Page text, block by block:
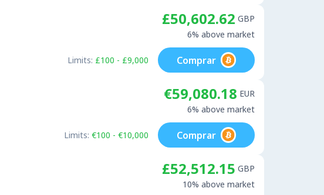
£50,602.62 GBP
6% above market
Limits: £100 - £9,000 Comprar
€59,080.18 EUR
6% above market
Limits: €100 - €10,000 Comprar
£52,512.15 GBP
10% above market